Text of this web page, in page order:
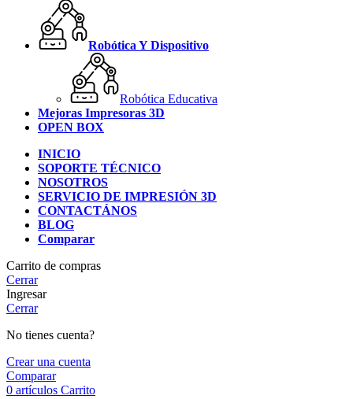
Robótica Y Dispositivo
Robótica Educativa
Mejoras Impresoras 3D
OPEN BOX
INICIO
SOPORTE TÉCNICO
NOSOTROS
SERVICIO DE IMPRESIÓN 3D
CONTACTÁNOS
BLOG
Comparar
Carrito de compras
Cerrar
Ingresar
Cerrar
No tienes cuenta?
Crear una cuenta
Comparar
0 artículos Carrito